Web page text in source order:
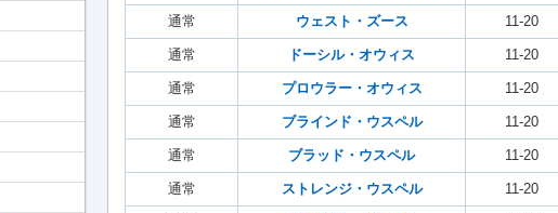
通常 ウェスト・ズース 11-20
通常 ドーシル・オウィス 11-20
通常 プロウラー・オウィス 11-20
通常 ブラインド・ウスペル 11-20
通常 ブラッド・ウスペル 11-20
通常 ストレンジ・ウスペル 11-20